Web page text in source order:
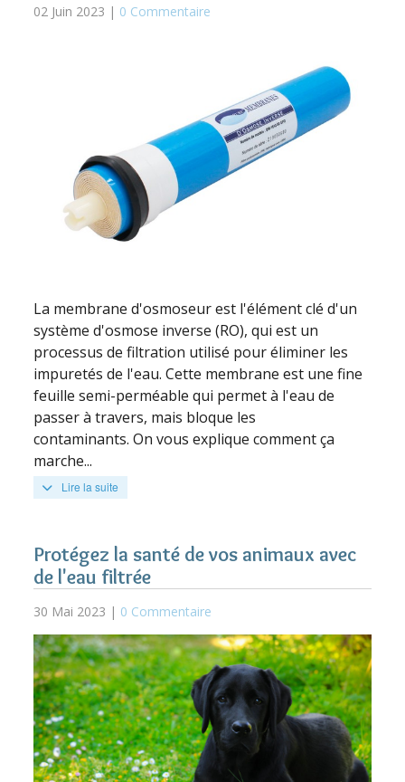
02 Juin 2023 | 0 Commentaire
La membrane d'osmoseur est l'élément clé d'un
système d'osmose inverse (RO), qui est un
processus de filtration utilisé pour éliminer les
impuretés de l'eau. Cette membrane est une fine
feuille semi-perméable qui permet à l'eau de
passer à travers, mais bloque les
contaminants. On vous explique comment ça
marche...
Lire la suite
Protégez la santé de vos animaux avec
de l'eau filtrée
30 Mai 2023 | 0 Commentaire